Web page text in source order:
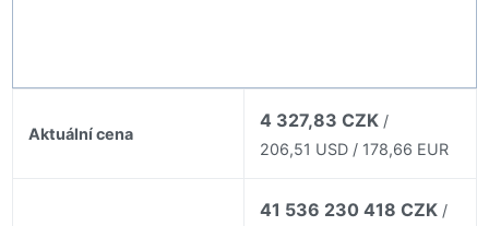
Aktuální cena
4 327,83 CZK /
206,51 USD / 178,66 EUR
41 536 230 418 CZK /